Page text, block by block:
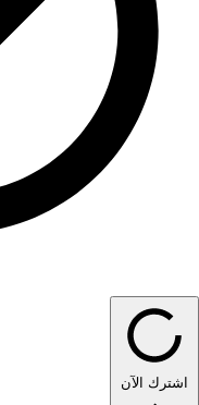
اشترك الآن